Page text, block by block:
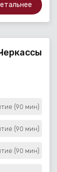
(90 мин)
(90 мин)
(90 мин)